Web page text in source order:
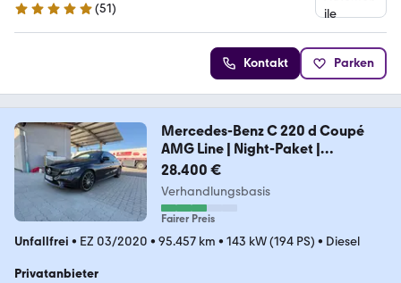
4.8 Sterne
(51)
Kontakt Parken
Mercedes-Benz C 220 d Coupé
AMG Line | Night-Paket |
Panorama
28.400 €
Verhandlungsbasis
Fairer Preis
Unfallfrei • EZ 03/2020 • 95.457 km • 143 kW (194 PS) • Diesel
Privatanbieter